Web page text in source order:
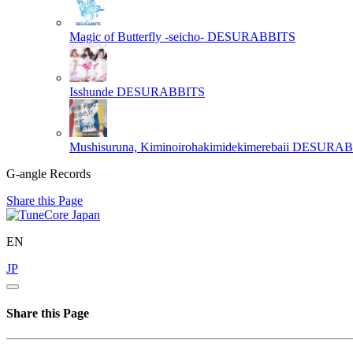
Magic of Butterfly -seicho- DESURABBITS
Isshunde DESURABBITS
Mushisuruna, Kiminoirohakimidekimerebaii
G-angle Records
Share this Page
EN
JP
Share this Page